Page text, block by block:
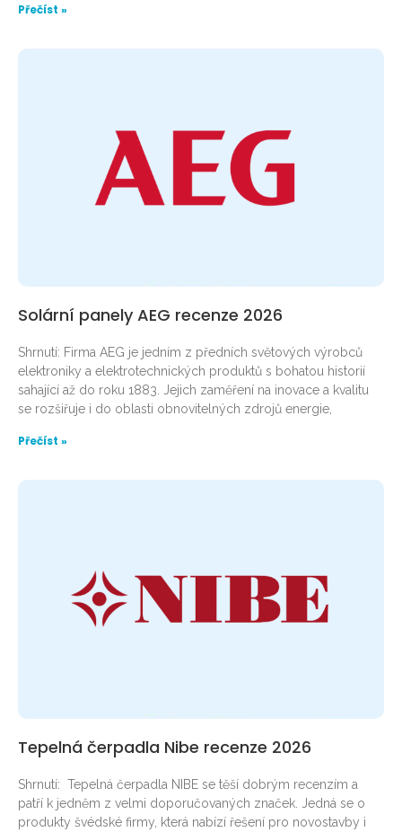
Přečíst »
Solární panely AEG recenze 2026
Shrnutí: Firma AEG je jedním z předních světových výrobců
elektroniky a elektrotechnických produktů s bohatou historií
sahající až do roku 1883. Jejich zaměření na inovace a kvalitu
se rozšiřuje i do oblasti obnovitelných zdrojů energie,
Přečíst »
Tepelná čerpadla Nibe recenze 2026
Shrnutí: Tepelná čerpadla NIBE se těší dobrým recenzím a
patří k jedněm z velmi doporučovaných značek. Jedná se o
produkty švédské firmy, která nabízí řešení pro novostavby i